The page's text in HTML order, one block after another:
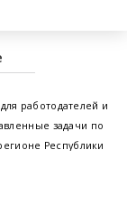
работодателей и
задачи по
Республики